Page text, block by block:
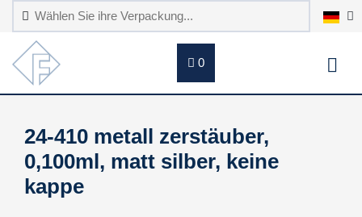
0
24-410 metall zerstäuber,
0,100ml, matt silber, keine
kappe